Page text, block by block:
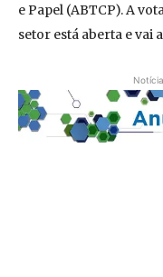
e Papel (ABTCP). A
setor está aberta e vai